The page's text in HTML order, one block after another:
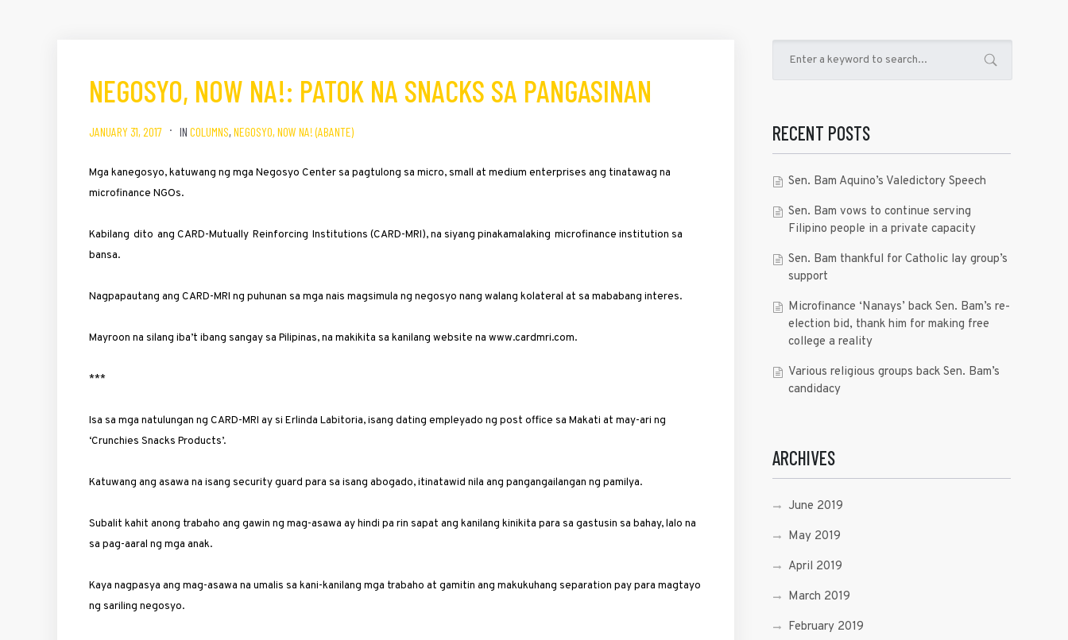
NEGOSYO, NOW NA!: PATOK NA SNACKS SA PANGASINAN
JANUARY 31, 2017 IN COLUMNS, NEGOSYO, NOW NA! (ABANTE)
Mga kanegosyo, katuwang ng mga Negosyo Center sa pagtulong sa micro, small at medium enterprises ang tinatawag na
microfinance NGOs.
Kabilang dito ang CARD-Mutually Reinforcing Institutions (CARD-MRI), na siyang pinakamalaking microfinance institution sa
bansa.
Nagpapautang ang CARD-MRI ng puhunan sa mga nais magsimula ng negosyo nang walang kolate­ral at sa mababang interes.
Mayroon na silang iba’t ibang sangay sa Pilipinas, na makikita sa kanilang website na www.cardmri.com.
***
Isa sa mga natulungan ng CARD-MRI ay si Erlinda Labitoria, isang dating empleyado ng post office sa Makati at may-ari ng
‘Crunchies Snacks Products’.
Katuwang ang asawa na isang security guard para sa isang abogado, itinatawid nila ang panganga­ilangan ng pamilya.
Subalit kahit anong trabaho ang gawin ng mag-asawa ay hindi pa rin sapat ang kanilang ­kinikita para sa gastusin sa bahay, lalo na
sa pag-aaral ng mga anak.
Kaya nagpasya ang mag-asawa na umalis sa kani-kanilang mga trabaho at gamitin ang makukuhang separation pay para magtayo
ng sariling negosyo.
RECENT POSTS
Sen. Bam Aquino’s Valedictory Speech
Sen. Bam vows to continue serving
Filipino people in a private capacity
Sen. Bam thankful for Catholic lay group’s
support
Microfinance ‘Nanays’ back Sen. Bam’s re-
election bid, thank him for making free
college a reality
Various religious groups back Sen. Bam’s
candidacy
ARCHIVES
June 2019
May 2019
April 2019
March 2019
February 2019